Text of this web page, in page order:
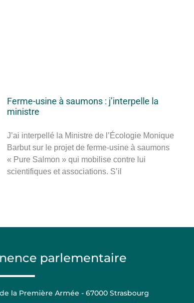
Ferme-usine à saumons : j’interpelle la
ministre
J’ai interpellé la Ministre de l’Écologie Monique
Barbut sur le projet de ferme-usine à saumons
« Pure Salmon » qui mobilise contre lui
scientifiques et associations. S’il
parlementaire
la Première Armée - 67000 Strasbourg